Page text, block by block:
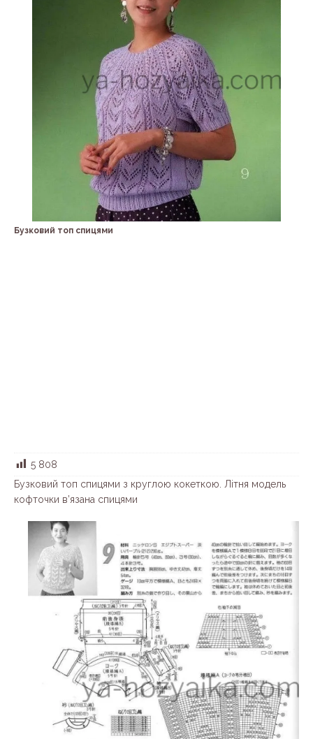
Бузковий топ спицями
5 808
Бузковий топ спицями з круглою кокеткою. Літня модель
кофточки в’язана спицями